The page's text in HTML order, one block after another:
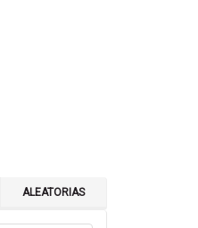
ALEATORIAS